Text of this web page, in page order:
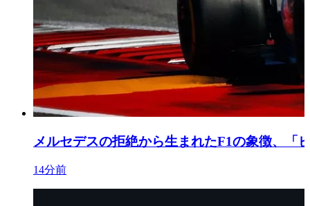
メルセデスの拒絶から生まれたF1の象徴、「
14分前